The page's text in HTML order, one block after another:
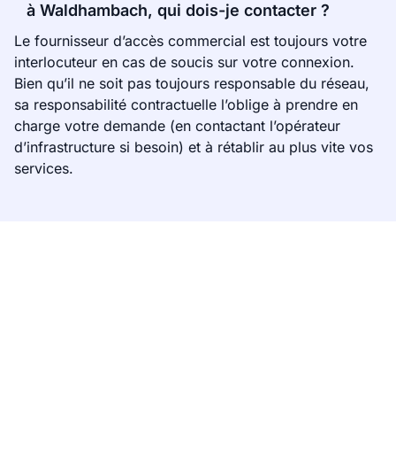
à Waldhambach, qui dois-je contacter ?
Le fournisseur d’accès commercial est toujours votre
interlocuteur en cas de soucis sur votre connexion.
Bien qu’il ne soit pas toujours responsable du réseau,
sa responsabilité contractuelle l’oblige à prendre en
charge votre demande (en contactant l’opérateur
d’infrastructure si besoin) et à rétablir au plus vite vos
services.